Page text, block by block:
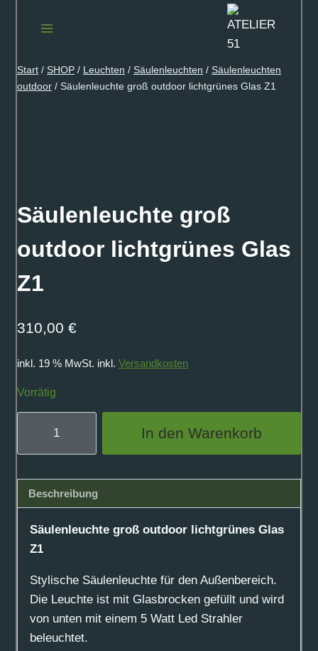
Inhalt
Start / SHOP / Leuchten / Säulenleuchten / Säulenleuchten
outdoor / Säulenleuchte groß outdoor lichtgrünes Glas Z1
Säulenleuchte groß
outdoor lichtgrünes Glas
Z1
310,00 €
inkl. 19 % MwSt. inkl. Versandkosten
Vorrätig
lichtgrünes
Glas
Menge
In den Warenkorb
Beschreibung
Säulenleuchte groß outdoor lichtgrünes Glas
Z1
Stylische Säulenleuchte für den Außenbereich.
Die Leuchte ist mit Glasbrocken gefüllt und wird
von unten mit einem 5 Watt Led Strahler
beleuchtet.